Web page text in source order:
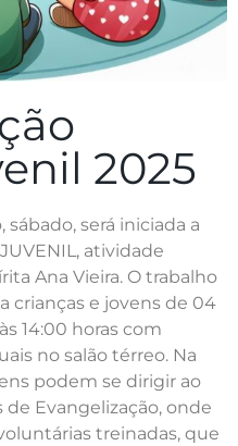
2025
sábado, será iniciada a
atividade
Ana Vieira. O trabalho
crianças e jovens de 04
14:00 horas com
no salão térreo. Na
podem se dirigir ao
de Evangelização, onde
treinadas, que